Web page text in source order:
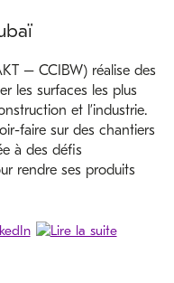
– CCIBW) réalise des
les surfaces les plus
et l’industrie.
faire sur des chantiers
à des défis
rendre ses produits